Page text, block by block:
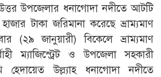
উপজেলার ধনাগোদা নদীতে আটটি
টাকা জরিমানা করেছে ভ্রাম্যমাণ
(২৯ জানুয়ারী) বিকেলে ভ্রাম্যমাণ
ম্যাজিস্ট্রেট ও উপজেলা সহকারী
হেদায়েত উল্ল্যাহ ধনাগোদা নদীতে